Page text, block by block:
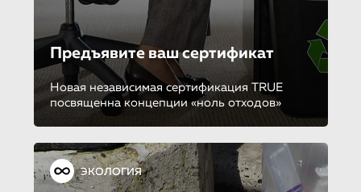
Предъявите ваш сертификат
Новая независимая сертификация TRUE
посвященна концепции «ноль отходов»
ЭКОЛОГИЯ